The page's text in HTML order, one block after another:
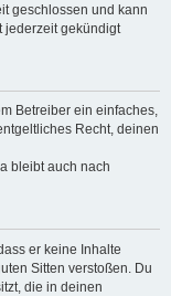
geschlossen und kann
jederzeit gekündigt
Betreiber ein einfaches,
Recht, deinen
bleibt auch nach
er keine Inhalte
Sitten verstoßen. Du
die in deinen